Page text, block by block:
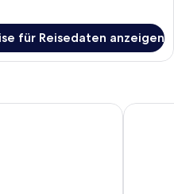
für Reisedaten anzeigen